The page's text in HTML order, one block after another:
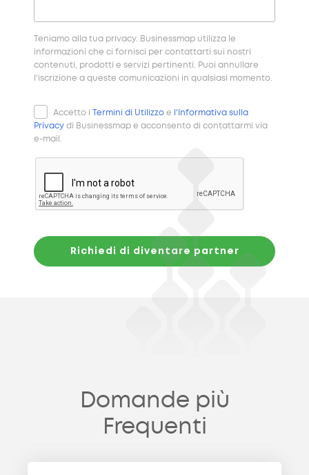
Teniamo alla tua privacy. Businessmap utilizza le
informazioni che ci fornisci per contattarti sui nostri
contenuti, prodotti e servizi pertinenti. Puoi annullare
l'iscrizione a queste comunicazioni in qualsiasi momento.
Accetto i Termini di Utilizzo e
l'Informativa sulla
Privacy di Businessmap e acconsento di contattarmi via
e-mail.
Richiedi di diventare partner
Domande più
Frequenti